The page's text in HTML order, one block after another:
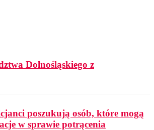
Dolnośląskiego z
poszukują osób, które mogą
w sprawie potrącenia